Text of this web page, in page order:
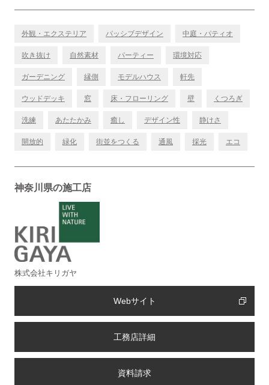
外観・エクステリア パッシブデザイン 中庭・パティオ
吹き抜け 自然素材 パーティー 環境対応
ガーデニング 縁側 モデルハウス 軒先
ウッドデッキ 窓 床・フローリング 壁 くつろぎ
洗練 あたたかみ 癒し デザイン性 静けさ
開放的 緑化 街並をつくる 通風 採光 エコ
神奈川県の施工店
株式会社キリガヤ
Webサイト
工務店詳細